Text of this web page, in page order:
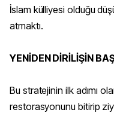
İslam külliyesi olduğu
atmaktı.
YENİDEN DİRİLİŞİN
Bu stratejinin ilk adımı
restorasyonunu bitirip